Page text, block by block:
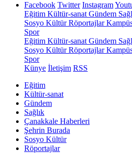
Facebook Twitter Instagram
Eğitim Kültür-sanat Gündem
Sosyo KültürRöportajlar
Spor
Eğitim Kültür-sanat Gündem
Sosyo KültürRöportajlar
Spor
Künye İletişim RSS
Eğitim
Kültür-sanat
Gündem
Sağlık
Çanakkale Haberleri
Şehrin Burada
Sosyo Kültür
Röportajlar